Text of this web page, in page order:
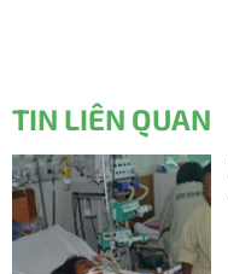
TIN LIÊN QUAN